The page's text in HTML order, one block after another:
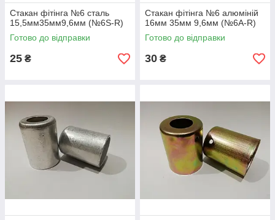
Стакан фітінга №6 сталь
15,5мм35мм9,6мм (№6S-R)
Готово до відправки
25 ₴
Стакан фітінга №6 алюміній
16мм 35мм 9,6мм (№6A-R)
Готово до відправки
30 ₴